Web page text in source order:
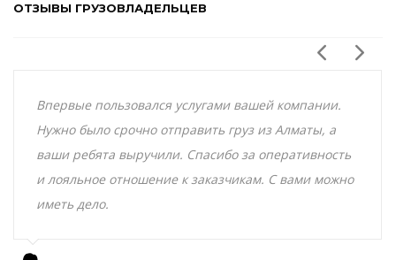
ОТЗЫВЫ ГРУЗОВЛАДЕЛЬЦЕВ
Впервые пользовался услугами вашей компании.
Нужно было срочно отправить груз из Алматы, а
ваши ребята выручили. Спасибо за оперативность
и лояльное отношение к заказчикам. С вами можно
иметь дело.